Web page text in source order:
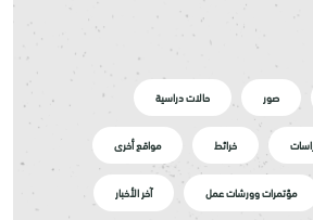
صور حالات دراسية
خرائط مواقع أخرى
مؤتمرات وورشات عمل آخر الأخبار